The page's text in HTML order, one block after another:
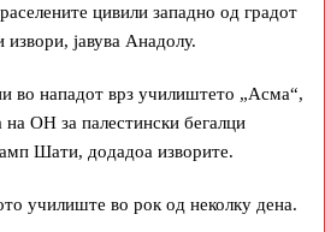
цивили западно од градот
извори, јавува Анадолу.
во нападот врз училиштето „Асма“,
на ОН за палестински бегалци
Шати, додадоа изворите.
училиште во рок од неколку дена.